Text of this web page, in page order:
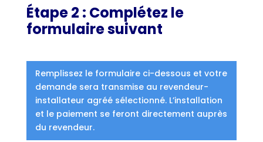
Étape 2 : Complétez le
formulaire suivant
Remplissez le formulaire ci-dessous et votre
demande sera transmise au revendeur-
installateur agréé sélectionné. L’installation
et le paiement se feront directement auprès
du revendeur.